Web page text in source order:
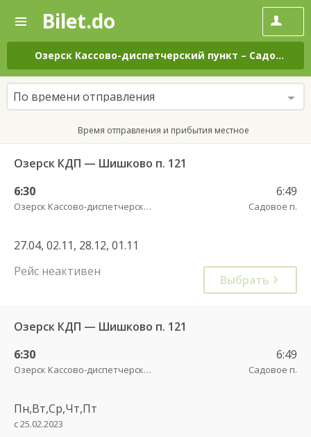
—
Поиск
и
покупка
билетов
на
автобус
онлайн
Bilet.do
Озерск Кассово-диспетчерский пункт – Садовое п.
По времени отправления
Время отправления и прибытия местное
Озерск КДП — Шишково п. 121
6:30
Озерск Кассово-диспетчерский пункт
6:49
Садовое п.
27.04, 02.11, 28.12, 01.11
Рейс неактивен
Выбрать
Озерск КДП — Шишково п. 121
6:30
Озерск Кассово-диспетчерский пункт
6:49
Садовое п.
Пн,Вт,Ср,Чт,Пт
с 25.02.2023